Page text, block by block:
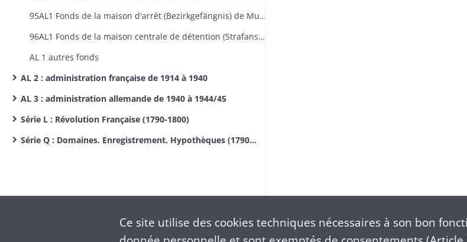
95AL1 Fonds de la maison d'arrêt (Bezirkgefängnis) de Mulhouse(1871-1918)
96AL1 Fonds de la maison centrale de détention (Strafanstalt) d'Ensisheim (1870-1918)
AL 1 autres fonds
AL 2 : administration française de 1914 à 1940
AL 3 : administration allemande de 1940 à 1944/45
Série L : Révolution Française (1790-1800)
Série Q : Domaines. Enregistrement. Hypothèques (1790-1899)
Ce site utilise des cookiestechniques nécessaires à son bon